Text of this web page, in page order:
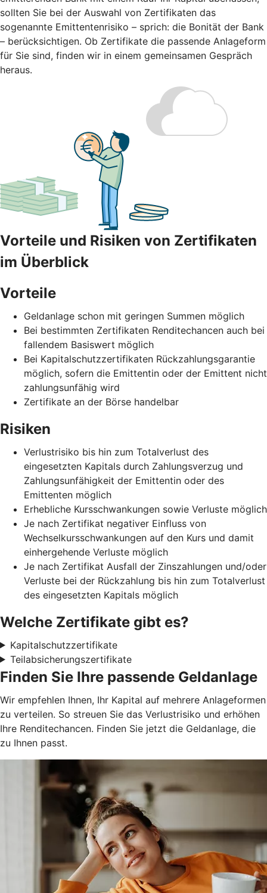
sollten Sie bei der Auswahl von Zertifikaten das
sogenannte Emittentenrisiko – sprich: die Bonität der Bank
– berücksichtigen. Ob Zertifikate die passende Anlageform
für Sie sind, finden wir in einem gemeinsamen Gespräch
heraus.
Vorteile und Risiken von Zertifikaten
im Überblick
Vorteile
Geldanlage schon mit geringen Summen möglich
Bei bestimmten Zertifikaten Renditechancen auch bei
fallendem Basiswert möglich
Bei Kapitalschutzzertifikaten Rückzahlungsgarantie
möglich, sofern die Emittentin oder der Emittent nicht
zahlungsunfähig wird
Zertifikate an der Börse handelbar
Risiken
Verlustrisiko bis hin zum Totalverlust des
eingesetzten Kapitals durch Zahlungsverzug und
Zahlungsunfähigkeit der Emittentin oder des
Emittenten möglich
Erhebliche Kursschwankungen sowie Verluste möglich
Je nach Zertifikat negativer Einfluss von
Wechselkursschwankungen auf den Kurs und damit
einhergehende Verluste möglich
Je nach Zertifikat Ausfall der Zinszahlungen und/oder
Verluste bei der Rückzahlung bis hin zum Totalverlust
des eingesetzten Kapitals möglich
Welche Zertifikate gibt es?
Kapitalschutzzertifikate
Teilabsicherungszertifikate
Finden Sie Ihre passende Geldanlage
Wir empfehlen Ihnen, Ihr Kapital auf mehrere Anlageformen
zu verteilen. So streuen Sie das Verlustrisiko und erhöhen
Ihre Renditechancen. Finden Sie jetzt die Geldanlage, die
zu Ihnen passt.